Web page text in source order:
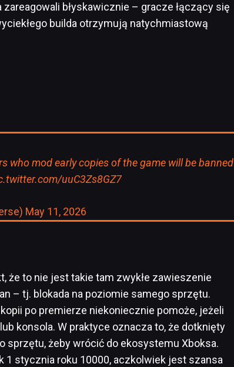
błyskawicznie – gracze łączący się
builda otrzymują natychmiastową
who mod early copies of the game will be banned
uuC3Zs8GZ7
May 11, 2026
że to nie jest takie tam zwykłe zawieszenie
– tj. blokada na poziomie samego sprzętu.
po premierze niekoniecznie pomoże, jeżeli
konsola. W praktyce oznacza to, że dotknięty
sprzętu, żeby wrócić do ekosystemu Xboksa.
1 stycznia roku 10000, aczkolwiek jest szansa